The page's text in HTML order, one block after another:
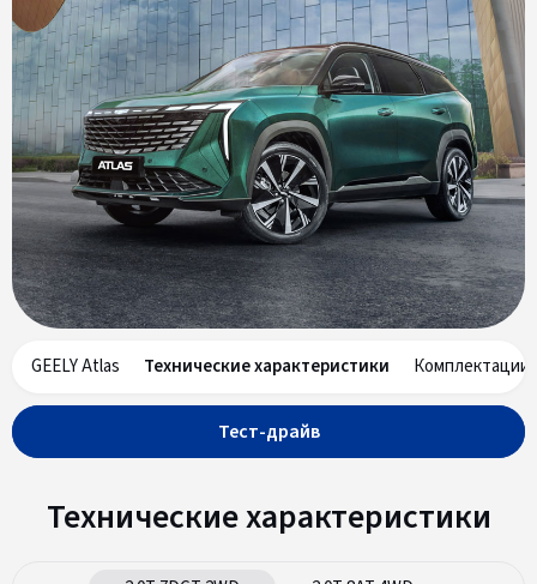
GEELY Atlas Технические характеристики Комплектации
Тест-драйв
Технические характеристики